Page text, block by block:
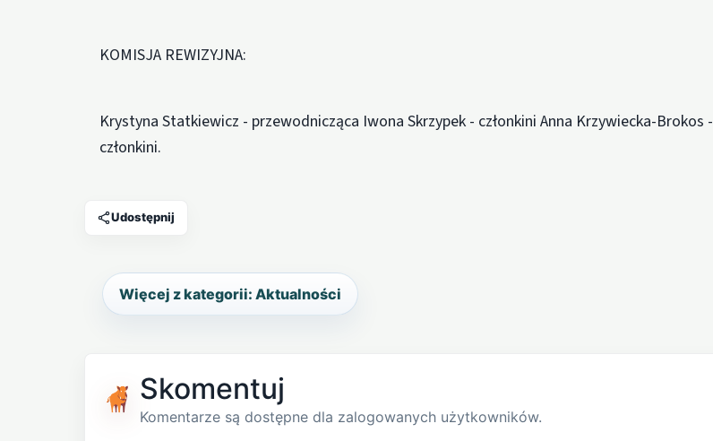
KOMISJA REWIZYJNA:
Krystyna Statkiewicz - przewodnicząca Iwona Skrzypek - członkini Anna Krzywiecka-Brokos -
członkini.
Udostępnij
Więcej z kategorii: Aktualności
Skomentuj
Komentarze są dostępne dla zalogowanych użytkowników.